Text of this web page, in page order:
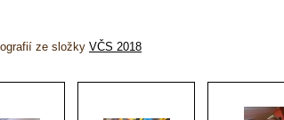
ze složky VČS 2018